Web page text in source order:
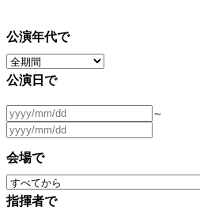
公演年代で
公演日で
～
会場で
指揮者で